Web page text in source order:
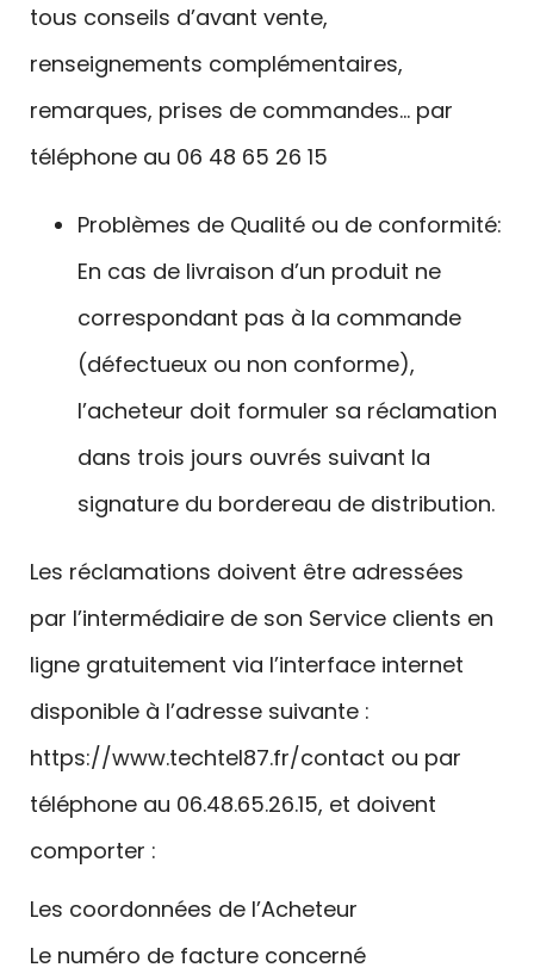
tous conseils d’avant vente,
renseignements complémentaires,
remarques, prises de commandes… par
téléphone au 06 48 65 26 15
Problèmes de Qualité ou de conformité:
En cas de livraison d’un produit ne
correspondant pas à la commande
(défectueux ou non conforme),
l’acheteur doit formuler sa réclamation
dans trois jours ouvrés suivant la
signature du bordereau de distribution.
Les réclamations doivent être adressées
par l’intermédiaire de son Service clients en
ligne gratuitement via l’interface internet
disponible à l’adresse suivante :
https://www.techtel87.fr/contact ou par
téléphone au 06.48.65.26.15, et doivent
comporter :
Les coordonnées de l’Acheteur
Le numéro de facture concerné